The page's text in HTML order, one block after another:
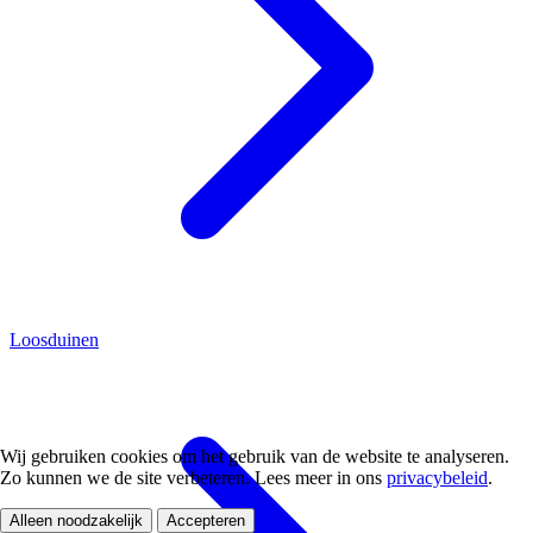
Loosduinen
Wij gebruiken cookies om het gebruik van de website te analyseren.
Zo kunnen we de site verbeteren. Lees meer in ons privacybeleid.
Alleen noodzakelijk Accepteren